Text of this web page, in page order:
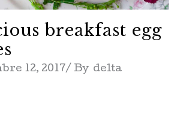
breakfast egg
12, 2017 By delta